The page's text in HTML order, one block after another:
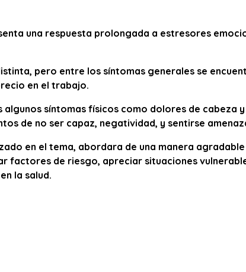
una respuesta prolongada a estresores
pero entre los síntomas generales se
en el trabajo.
síntomas físicos como dolores de cabeza
de no ser capaz, negatividad, y sentirse
en el tema, abordara de una manera
factores de riesgo, apreciar situaciones
la salud.